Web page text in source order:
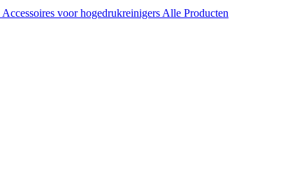
Accessoires voor hogedrukreinigers Alle Producten